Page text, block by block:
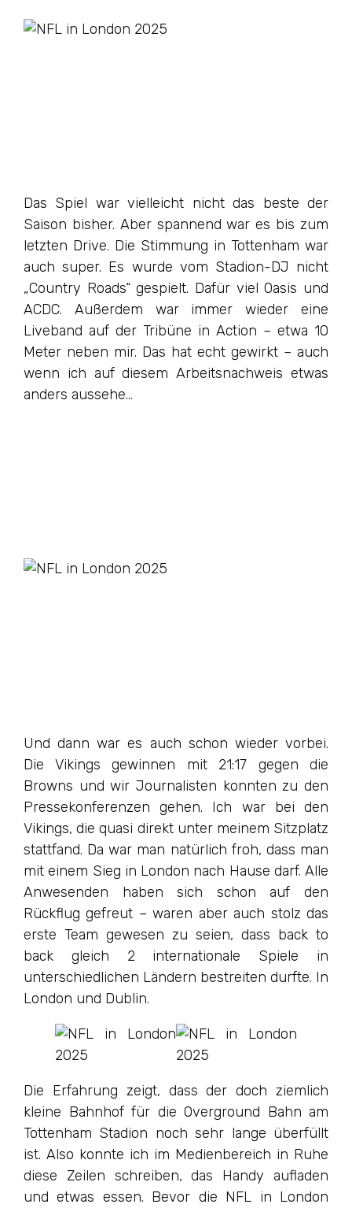
Das Spiel war vielleicht nicht das beste der
Saison bisher. Aber spannend war es bis zum
letzten Drive. Die Stimmung in Tottenham war
auch super. Es wurde vom Stadion-DJ nicht
„Country Roads“ gespielt. Dafür viel Oasis und
ACDC. Außerdem war immer wieder eine
Liveband auf der Tribüne in Action – etwa 10
Meter neben mir. Das hat echt gewirkt – auch
wenn ich auf diesem Arbeitsnachweis etwas
anders aussehe…
Und dann war es auch schon wieder vorbei.
Die Vikings gewinnen mit 21:17 gegen die
Browns und wir Journalisten konnten zu den
Pressekonferenzen gehen. Ich war bei den
Vikings, die quasi direkt unter meinem Sitzplatz
stattfand. Da war man natürlich froh, dass man
mit einem Sieg in London nach Hause darf. Alle
Anwesenden haben sich schon auf den
Rückflug gefreut – waren aber auch stolz das
erste Team gewesen zu seien, dass back to
back gleich 2 internationale Spiele in
unterschiedlichen Ländern bestreiten durfte. In
London und Dublin.
Die Erfahrung zeigt, dass der doch ziemlich
kleine Bahnhof für die Overground Bahn am
Tottenham Stadion noch sehr lange überfüllt
ist. Also konnte ich im Medienbereich in Ruhe
diese Zeilen schreiben, das Handy aufladen
und etwas essen. Bevor die NFL in London